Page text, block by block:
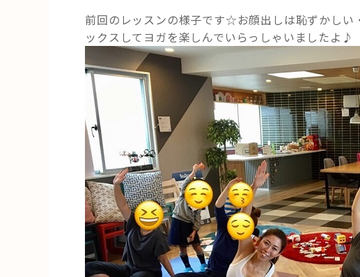
ん
か？
骨
盤
筋
調
整
☆
リ
フ
レ
ッ
シ
ュ
ヨ
前回のレッスンの様子です☆お顔出しは恥ずかしい
ックスしてヨガを楽しんでいらっしゃいましたよ♪